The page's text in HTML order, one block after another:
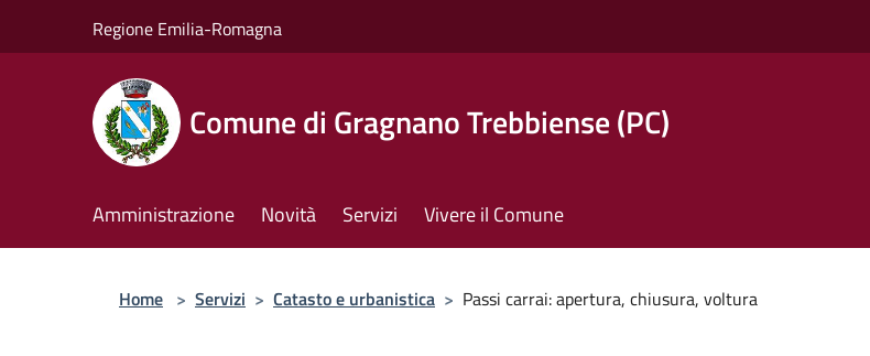
Regione Emilia-Romagna
Comune di Gragnano Trebbiense (PC)
Amministrazione Novità Servizi Vivere il Comune
Home > Servizi > Catasto e urbanistica > Passi carrai: apertura, chiusura, voltura